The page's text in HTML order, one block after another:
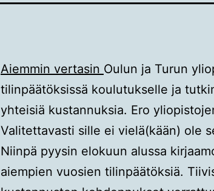
Aiemmin vertasin Oulun ja Turun
tilinpäätöksissä koulutukselle ja
yhteisiä kustannuksia. Ero
Valitettavasti sille ei vielä(kään) ole
Niinpä pyysin elokuun alussa
aiempien vuosien tilinpäätöksiä.